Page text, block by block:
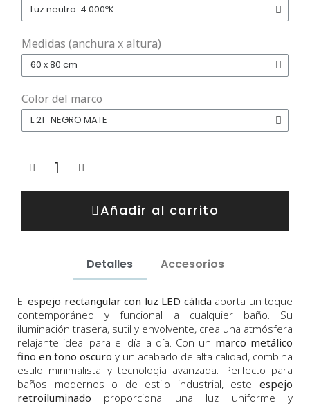
Medidas (anchura x altura)
Color del marco
Añadir al carrito
Detalles Accesorios
Elespejo rectangular con luz LED cálida aporta un toque
contemporáneo y funcional a cualquier baño. Su
iluminación trasera, sutil y envolvente, crea una atmósfera
relajante ideal para el día a día. Con un marco metálico
fino en tono oscuro y un acabado de alta calidad, combina
estilo minimalista y tecnología avanzada. Perfecto para
baños modernos o de estilo industrial, este espejo
retroiluminado proporciona una luz uniforme y